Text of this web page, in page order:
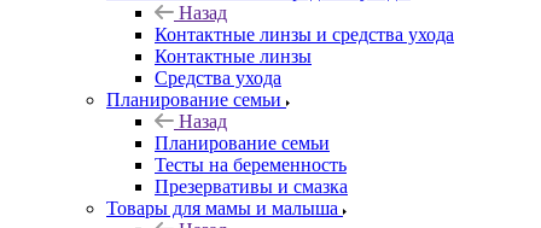
Назад
Контактные линзы и средства ухода
Контактные линзы
Средства ухода
Планирование семьи
Назад
Планирование семьи
Тесты на беременность
Презервативы и смазка
Товары для мамы и малыша